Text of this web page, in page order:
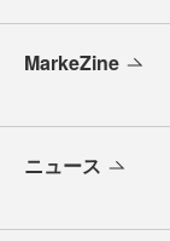
MarkeZine
ニュース